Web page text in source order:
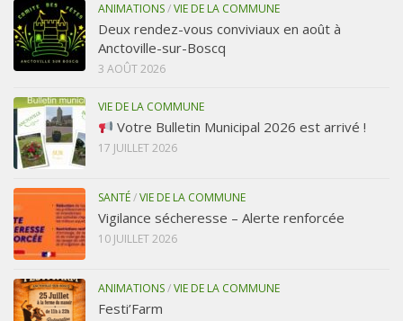
ANIMATIONS/VIE DE LA COMMUNE
Deux rendez-vous conviviaux en août à
Anctoville-sur-Boscq
3 AOÛT 2026
VIE DE LA COMMUNE
Votre Bulletin Municipal 2026 est arrivé !
17 JUILLET 2026
SANTÉ/VIE DE LA COMMUNE
Vigilance sécheresse – Alerte renforcée
10 JUILLET 2026
ANIMATIONS/VIE DE LA COMMUNE
Festi’Farm